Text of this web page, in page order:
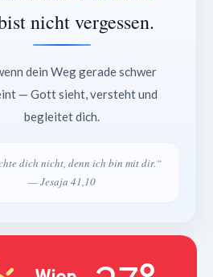
nicht vergessen.
dein Weg gerade schwer
— Gott sieht, versteht und
begleitet dich.
dich nicht, denn ich bin mit dir.“
— Jesaja 41,10